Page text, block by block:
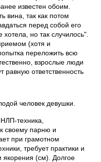
известен обоим.
вина, так как потом
перед собой его
но так случилось".
(хотя и
переложить всю
взрослые люди
равную ответственность
человек девушки.
техника,
своему парню и
при грамотном
требует практики и
якорения (см). Долгое